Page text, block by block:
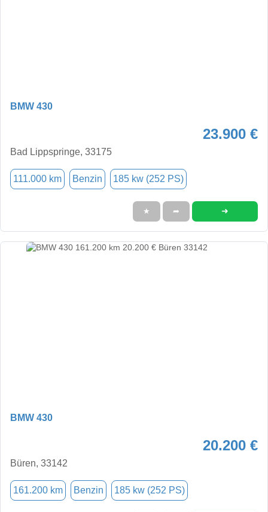
BMW 430
23.900 €
Bad Lippspringe, 33175
111.000 km Benzin 185 kw (252 PS)
★ ➦ ➜
BMW 430
20.200 €
Büren, 33142
161.200 km Benzin 185 kw (252 PS)